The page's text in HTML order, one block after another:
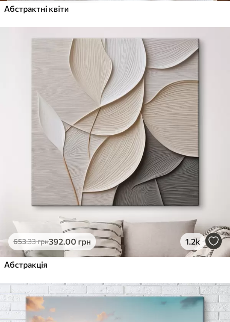
Абстрактні квіти
653.33грн392.00 грн 1.2k
Абстракція